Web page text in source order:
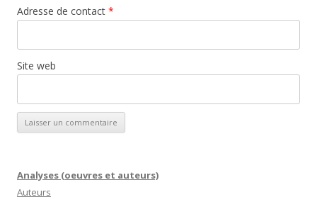
Adresse de contact *
Site web
Analyses (oeuvres et auteurs)
Auteurs